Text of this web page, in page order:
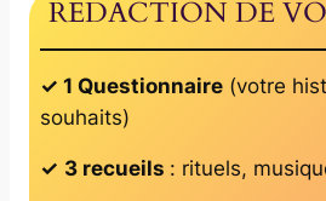
RÉDACTION DE
✓ 1 Questionnaire(votre
souhaits)
✓ 3 recueils : rituels,